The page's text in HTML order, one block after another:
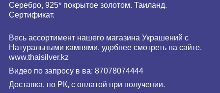
Серебро, 925* покрытое золотом. Таиланд.
Сертификат.
Весь ассортимент нашего магазина Украшений с
Натуральными камнями, удобнее смотреть на сайте.
www.thaisilver.kz
Видео по запросу в ва: 87078074444
Доставка, по РК, с оплатой при получении.